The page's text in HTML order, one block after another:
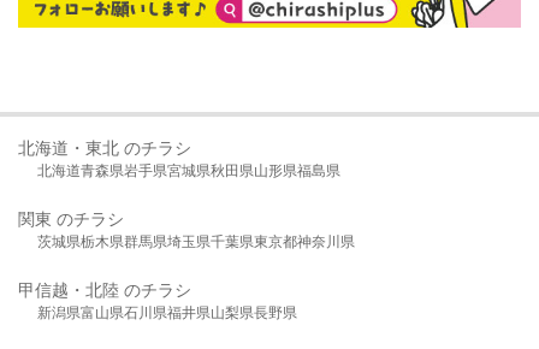
北海道・東北 のチラシ
北海道青森県岩手県宮城県秋田県山形県福島県
関東 のチラシ
茨城県栃木県群馬県埼玉県千葉県東京都神奈川県
甲信越・北陸 のチラシ
新潟県富山県石川県福井県山梨県長野県